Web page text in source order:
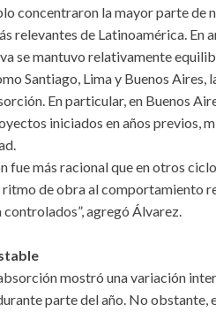
concentraron la mayor parte de
relevantes de Latinoamérica. En
se mantuvo relativamente
Santiago, Lima y Buenos Aires,
En particular, en Buenos
iniciados en años previos,
fue más racional que en otros
de obra al comportamiento
agregó Álvarez.
mostró una variación
parte del año. No obstante,